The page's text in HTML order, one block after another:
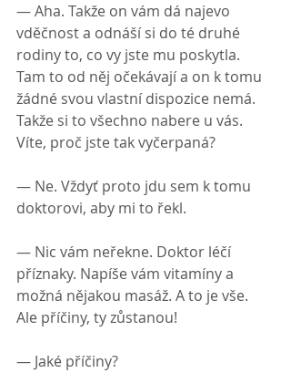
— Aha. Takže on vám dá najevo
vděčnost a odnáší si do té druhé
rodiny to, co vy jste mu poskytla.
Tam to od něj očekávají a on k tomu
žádné svou vlastní dispozice nemá.
Takže si to všechno nabere u vás.
Víte, proč jste tak vyčerpaná?
— Ne. Vždyť proto jdu sem k tomu
doktorovi, aby mi to řekl.
— Nic vám neřekne. Doktor léčí
příznaky. Napíše vám vitamíny a
možná nějakou masáž. A to je vše.
Ale příčiny, ty zůstanou!
— Jaké příčiny?